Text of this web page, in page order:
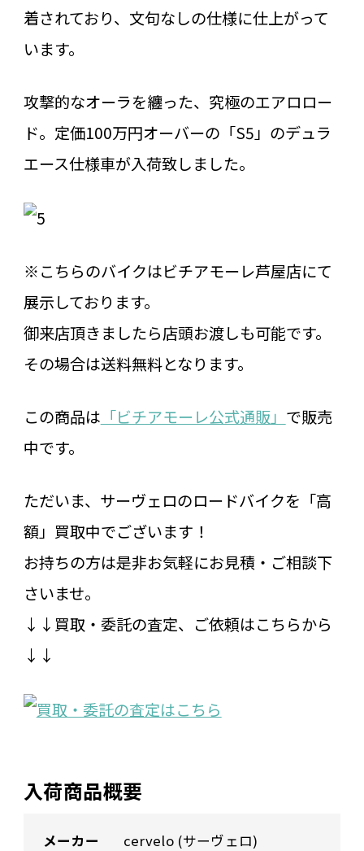
着されており、文句なしの仕様に仕上がって
います。
攻撃的なオーラを纏った、究極のエアロロー
ド。定価100万円オーバーの「S5」のデュラ
エース仕様車が入荷致しました。
※こちらのバイクはビチアモーレ芦屋店にて
展示しております。
御来店頂きましたら店頭お渡しも可能です。
その場合は送料無料となります。
この商品は 「ビチアモーレ公式通販」 で販売
中です。
ただいま、サーヴェロのロードバイクを「高
額」買取中でございます！
お持ちの方は是非お気軽にお見積・ご相談下
さいませ。
↓↓買取・委託の査定、ご依頼はこちらから
↓↓
入荷商品概要
メーカー cervelo (サーヴェロ)